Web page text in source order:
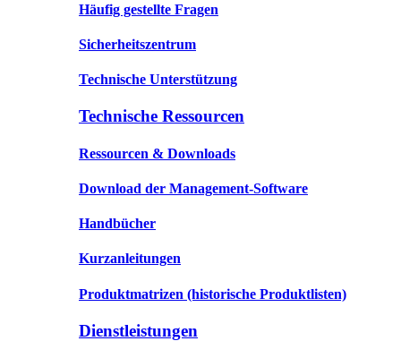
Häufig gestellte Fragen
Sicherheitszentrum
Technische Unterstützung
Technische Ressourcen
Ressourcen & Downloads
Download der Management-Software
Handbücher
Kurzanleitungen
Produktmatrizen (historische Produktlisten)
Dienstleistungen